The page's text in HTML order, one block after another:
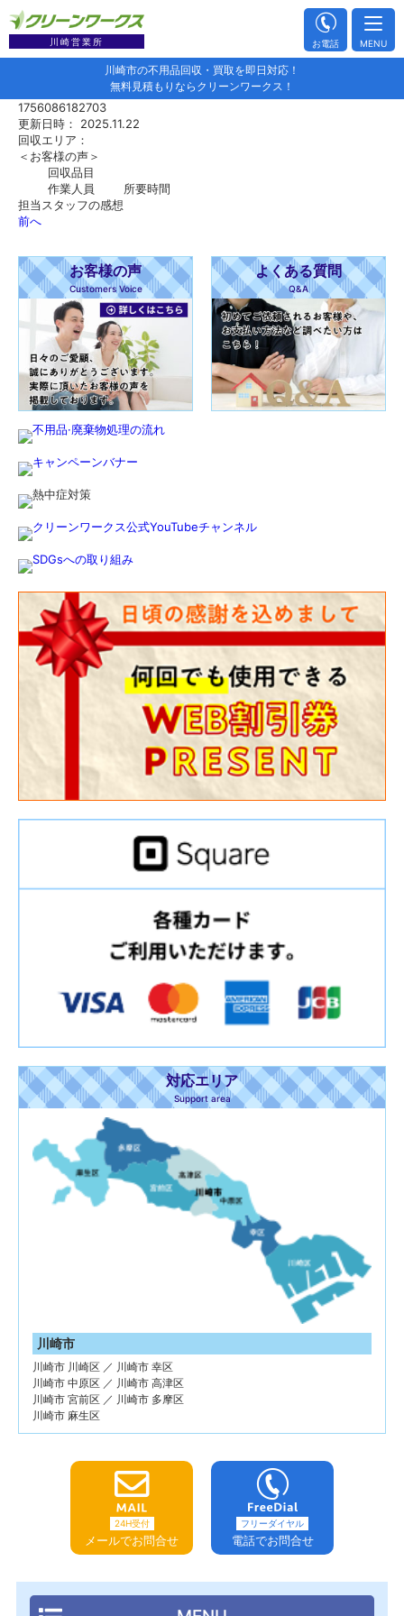
川崎市の不用品回収・買取を即日対応！
無料見積もりならクリーンワークス！
川崎営業所 お電話 MENU
1756086182703
更新日時： 2025.11.22
回収エリア：
＜お客様の声＞
回収品目
作業人員
所要時間
担当スタッフの感想
前へ
お客様の声
Customers Voice
よくある質問
Q&A
対応エリア
Support area
川崎市
川崎市 川崎区 ／ 川崎市 幸区
川崎市 中原区 ／ 川崎市 高津区
川崎市 宮前区 ／ 川崎市 多摩区
川崎市 麻生区
24H受付
メールでお問合せ
フリーダイヤル
電話でお問合せ